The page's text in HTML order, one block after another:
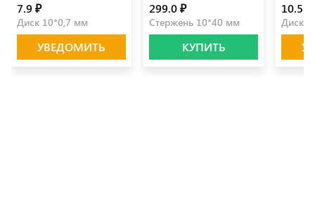
7.9 ₽
Диск 10*0,7 мм
УВЕДОМИТЬ
299.0 ₽
Стержень 10*40 мм
КУПИТЬ
10.5 ₽
Диск